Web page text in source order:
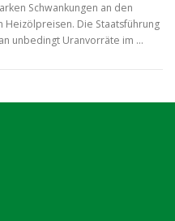
Schwankungen an den
Die Staatsführung
unbedingt Uranvorräte im …